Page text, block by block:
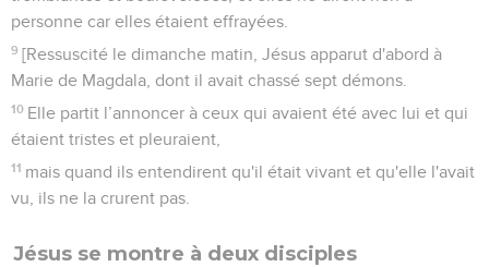
personne car elles étaient effrayées.
9 [Ressuscité le dimanche matin, Jésus apparut d'abord à
Marie de Magdala, dont il avait chassé sept démons.
10 Elle partit l’annoncer à ceux qui avaient été avec lui et qui
étaient tristes et pleuraient,
11 mais quand ils entendirent qu'il était vivant et qu'elle l'avait
vu, ils ne la crurent pas.
Jésus se montre à deux disciples